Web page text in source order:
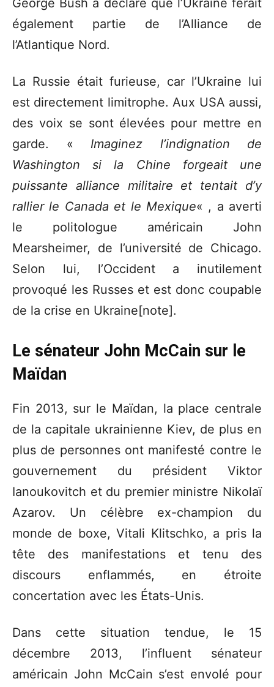
George Bush a déclaré que l’Ukraine ferait
également partie de l’Alliance de
l’Atlantique Nord.
La Russie était furieuse, car l’Ukraine lui
est directement limitrophe. Aux USA aussi,
des voix se sont élevées pour mettre en
garde. « Imaginez l’indignation de
Washington si la Chine forgeait une
puissante alliance militaire et tentait d’y
rallier le Canada et le Mexique« , a averti
le politologue américain John
Mearsheimer, de l’université de Chicago.
Selon lui, l’Occident a inutilement
provoqué les Russes et est donc coupable
de la crise en Ukraine[note].
Le sénateur John McCain sur le
Maïdan
Fin 2013, sur le Maïdan, la place centrale
de la capitale ukrainienne Kiev, de plus en
plus de personnes ont manifesté contre le
gouvernement du président Viktor
Ianoukovitch et du premier ministre Nikolaï
Azarov. Un célèbre ex-champion du
monde de boxe, Vitali Klitschko, a pris la
tête des manifestations et tenu des
discours enflammés, en étroite
concertation avec les États-Unis.
Dans cette situation tendue, le 15
décembre 2013, l’influent sénateur
américain John McCain s’est envolé pour